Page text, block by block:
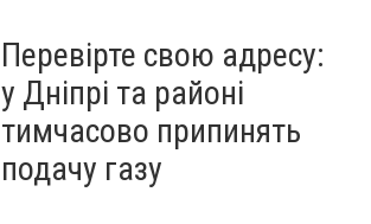
Перевірте свою адресу:
у Дніпрі та районі
тимчасово припинять
подачу газу